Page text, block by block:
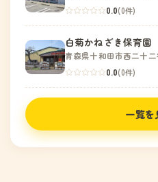
0.0(0件)
白菊かねざき保育園
青森県十和田市西二十二
0.0(0件)
一覧を